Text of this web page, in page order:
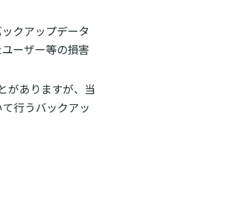
クアップデータ
ーザー等の損害
がありますが、当
行うバックアッ